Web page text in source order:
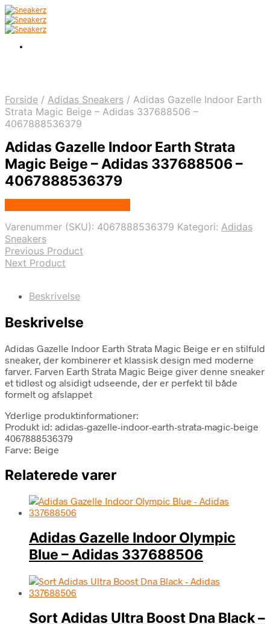
Forside / Adidas Sneakers / Adidas Gazelle Indoor Earth
Strata Magic Beige – Adidas 337688506 –
4067888536379
Adidas Gazelle Indoor Earth Strata
Magic Beige – Adidas 337688506 –
4067888536379
Varenummer (SKU): 4067888536379 Kategori: Adidas
Sneakers
Previous Product
Next Product
Beskrivelse
Beskrivelse
Adidas Gazelle Indoor Earth Strata Magic Beige er en stilfuld
sneaker, der kombinerer et klassisk design med moderne
farver. Farven Earth Strata Magic Beige giver denne sneaker
et tidløst og alsidigt udseende, der er perfekt til både
formelt og afslappet
Yderlige produktinformationer:
Produkt id: adidas-gazelle-indoor-earth-strata-magic-beige
4067888536379
Farve: Beige
Relaterede varer
Adidas Gazelle Indoor Olympic
Blue – Adidas 337688506
Sort Adidas Ultra Boost Dna Black –